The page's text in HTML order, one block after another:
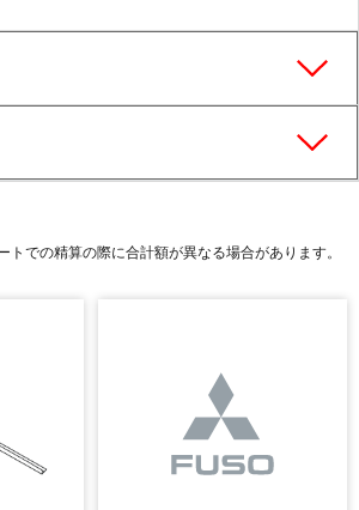
トでの精算の際に合計額が異なる場合があります。